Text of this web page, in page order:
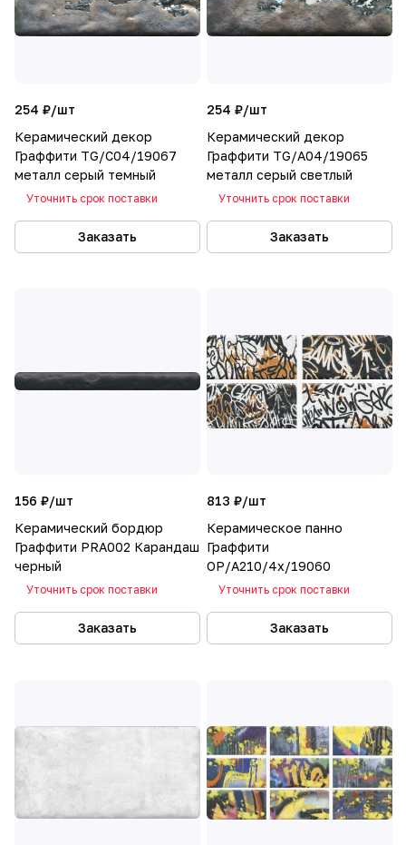
254 ₽/шт
Керамический декор
Граффити TG/C04/19067
металл серый темный
Уточнить срок поставки
Заказать
254 ₽/шт
Керамический декор
Граффити TG/A04/19065
металл серый светлый
Уточнить срок поставки
Заказать
156 ₽/шт
Керамический бордюр
Граффити PRA002 Карандаш
черный
Уточнить срок поставки
Заказать
813 ₽/шт
Керамическое панно
Граффити
OP/A210/4x/19060
Уточнить срок поставки
Заказать